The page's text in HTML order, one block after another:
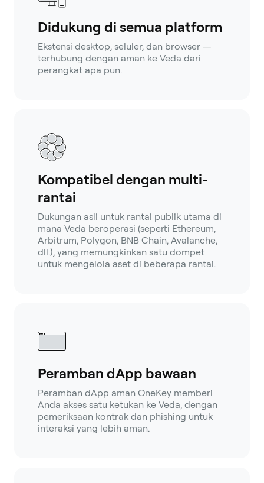
Didukung di semua platform
Ekstensi desktop, seluler, dan browser —
terhubung dengan aman ke Veda dari
perangkat apa pun.
Kompatibel dengan multi-
rantai
Dukungan asli untuk rantai publik utama di
mana Veda beroperasi (seperti Ethereum,
Arbitrum, Polygon, BNB Chain, Avalanche,
dll.), yang memungkinkan satu dompet
untuk mengelola aset di beberapa rantai.
Peramban dApp bawaan
Peramban dApp aman OneKey memberi
Anda akses satu ketukan ke Veda, dengan
pemeriksaan kontrak dan phishing untuk
interaksi yang lebih aman.